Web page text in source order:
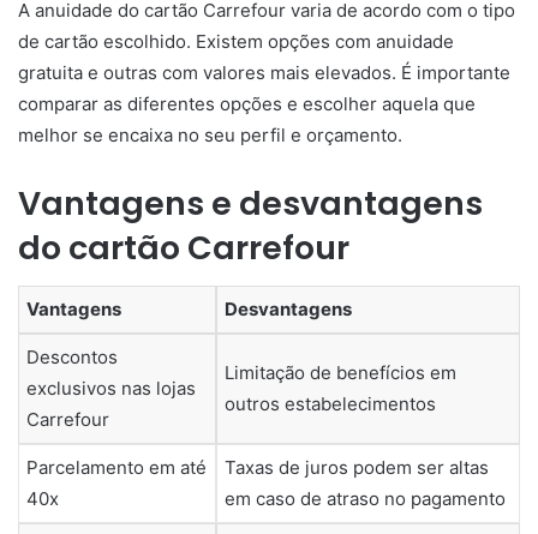
A anuidade do cartão Carrefour varia de acordo com o tipo
de cartão escolhido. Existem opções com anuidade
gratuita e outras com valores mais elevados. É importante
comparar as diferentes opções e escolher aquela que
melhor se encaixa no seu perfil e orçamento.
Vantagens e desvantagens
do cartão Carrefour
Vantagens Desvantagens
Descontos
exclusivos nas lojas
Carrefour
Limitação de benefícios em
outros estabelecimentos
Parcelamento em até
40x
Taxas de juros podem ser altas
em caso de atraso no pagamento